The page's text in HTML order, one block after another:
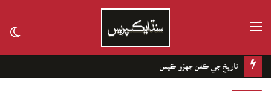
تاريخ جي ڪفن جھڙو ڪيس